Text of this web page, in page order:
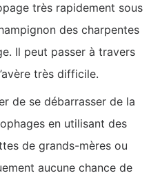
très rapidement sous
des charpentes
Il peut passer à travers
très difficile.
de se débarrasser de la
en utilisant des
de grands-mères ou
aucune chance de